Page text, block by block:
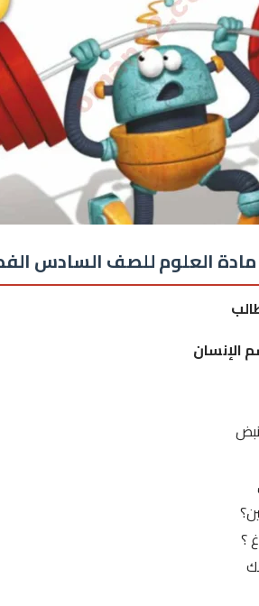
العلوم للصف السادس
الإنسان